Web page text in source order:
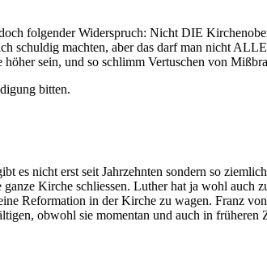
folgender Widerspruch: Nicht DIE
schuldig machten, aber das darf man nicht
sein, und so schlimm Vertuschen von
bitten.
es nicht erst seit Jahrzehnten sondern so
Kirche schliessen. Luther hat ja wohl auch
Reformation in der Kirche zu wagen. Franz
obwohl sie momentan und auch in früheren